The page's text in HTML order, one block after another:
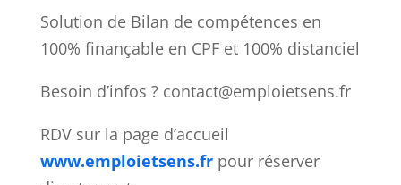
Solution de Bilan de compétences en
100% finançable en CPF et 100% distanciel
Besoin d’infos ? contact@emploietsens.fr
RDV sur la page d’accueil
www.emploietsens.fr pour réserver